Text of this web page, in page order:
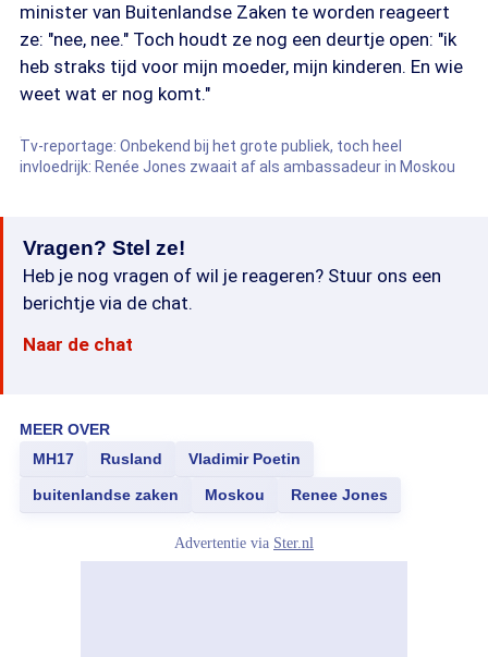
minister van Buitenlandse Zaken te worden reageert
ze: "nee, nee." Toch houdt ze nog een deurtje open: "ik
heb straks tijd voor mijn moeder, mijn kinderen. En wie
weet wat er nog komt."
Tv-reportage: Onbekend bij het grote publiek, toch heel
invloedrijk: Renée Jones zwaait af als ambassadeur in Moskou
Vragen? Stel ze!
Heb je nog vragen of wil je reageren? Stuur ons een
berichtje via de chat.
Naar de chat
MEER OVER
MH17
Rusland Vladimir Poetin
buitenlandse zaken Moskou Renee Jones
Advertentie via Ster.nl